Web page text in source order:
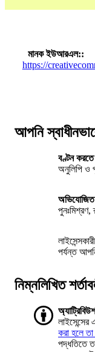
মানক ইউআরএল:
https://
আপনি
বণ্টন করতে
অনুলিপি ও
অভিযোজিত
পুনঃমিশ্রণ,
পর্যন্ত
নিম্নলিখিত
করা হলে তা
পদ্ধতিতে